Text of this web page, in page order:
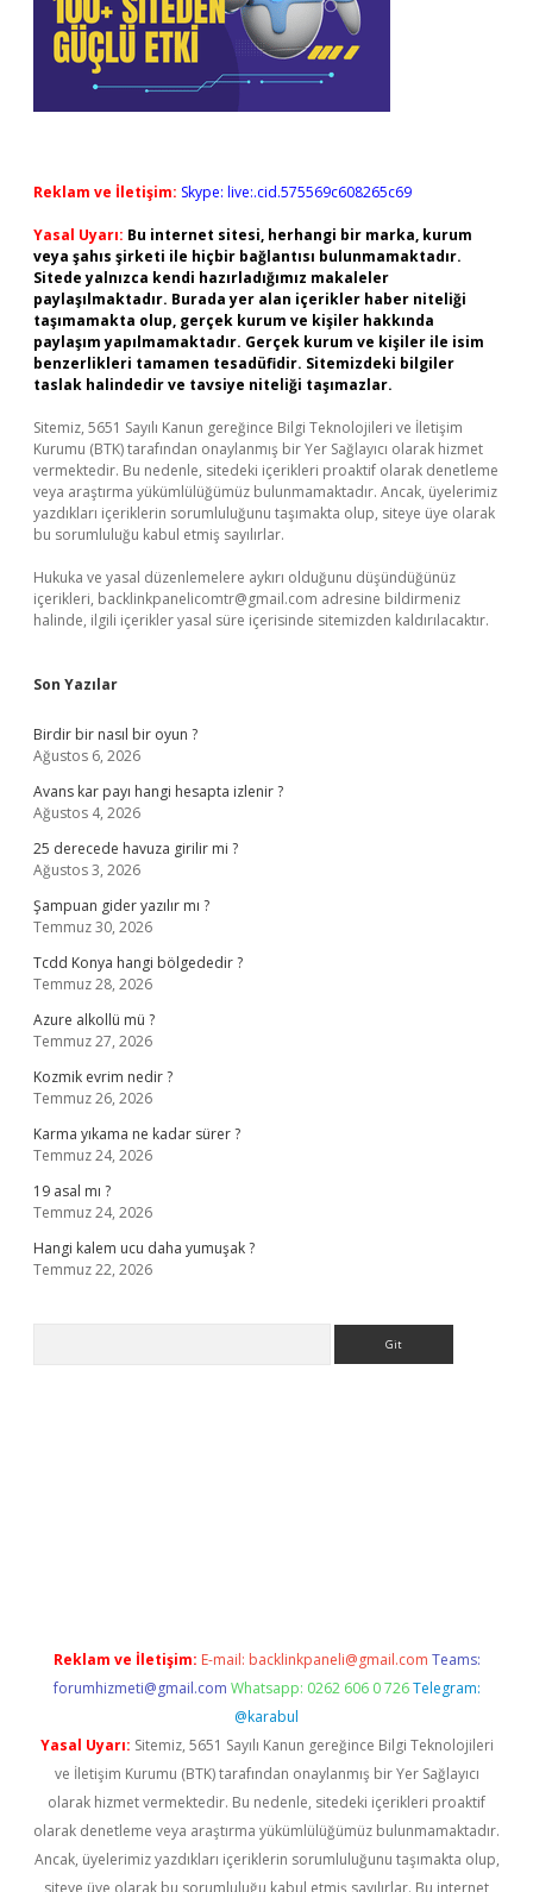
Reklam ve İletişim: Skype: live:.cid.575569c608265c69
Yasal Uyarı: Bu internet sitesi, herhangi bir marka, kurum
veya şahıs şirketi ile hiçbir bağlantısı bulunmamaktadır.
Sitede yalnızca kendi hazırladığımız makaleler
paylaşılmaktadır. Burada yer alan içerikler haber niteliği
taşımamakta olup, gerçek kurum ve kişiler hakkında
paylaşım yapılmamaktadır. Gerçek kurum ve kişiler ile isim
benzerlikleri tamamen tesadüfidir. Sitemizdeki bilgiler
taslak halindedir ve tavsiye niteliği taşımazlar.
Sitemiz, 5651 Sayılı Kanun gereğince Bilgi Teknolojileri ve İletişim
Kurumu (BTK) tarafından onaylanmış bir Yer Sağlayıcı olarak hizmet
vermektedir. Bu nedenle, sitedeki içerikleri proaktif olarak denetleme
veya araştırma yükümlülüğümüz bulunmamaktadır. Ancak, üyelerimiz
yazdıkları içeriklerin sorumluluğunu taşımakta olup, siteye üye olarak
bu sorumluluğu kabul etmiş sayılırlar.
Hukuka ve yasal düzenlemelere aykırı olduğunu düşündüğünüz
içerikleri, backlinkpanelicomtr@gmail.com adresine bildirmeniz
halinde, ilgili içerikler yasal süre içerisinde sitemizden kaldırılacaktır.
Son Yazılar
Birdir bir nasıl bir oyun ?
Ağustos 6, 2026
Avans kar payı hangi hesapta izlenir ?
Ağustos 4, 2026
25 derecede havuza girilir mi ?
Ağustos 3, 2026
Şampuan gider yazılır mı ?
Temmuz 30, 2026
Tcdd Konya hangi bölgededir ?
Temmuz 28, 2026
Azure alkollü mü ?
Temmuz 27, 2026
Kozmik evrim nedir ?
Temmuz 26, 2026
Karma yıkama ne kadar sürer ?
Temmuz 24, 2026
19 asal mı ?
Temmuz 24, 2026
Hangi kalem ucu daha yumuşak ?
Temmuz 22, 2026
Reklam ve İletişim: E-mail: backlinkpaneli@gmail.com Teams:
forumhizmeti@gmail.com Whatsapp: 0262 606 0 726 Telegram:
@karabul
Yasal Uyarı: Sitemiz, 5651 Sayılı Kanun gereğince Bilgi Teknolojileri
ve İletişim Kurumu (BTK) tarafından onaylanmış bir Yer Sağlayıcı
olarak hizmet vermektedir. Bu nedenle, sitedeki içerikleri proaktif
olarak denetleme veya araştırma yükümlülüğümüz bulunmamaktadır.
Ancak, üyelerimiz yazdıkları içeriklerin sorumluluğunu taşımakta olup,
siteye üye olarak bu sorumluluğu kabul etmiş sayılırlar. Bu internet